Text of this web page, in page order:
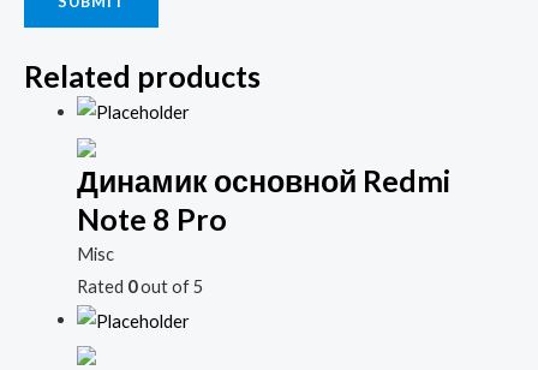
Related products
Динамик основной Redmi
Note 8 Pro
Misc
Rated 0out of 5